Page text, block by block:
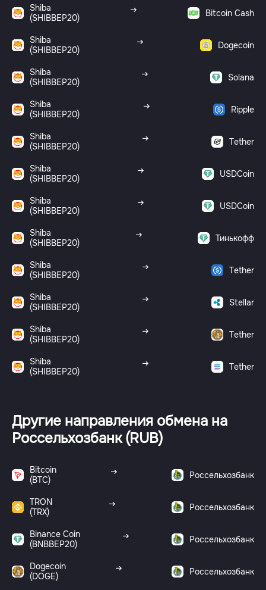
Shiba
(SHIBBEP20)
Bitcoin Cash
Shiba
(SHIBBEP20)
Dogecoin
Shiba
(SHIBBEP20)
Solana
Shiba
(SHIBBEP20)
Ripple
Shiba
(SHIBBEP20)
Tether
Shiba
(SHIBBEP20)
USDCoin
Shiba
(SHIBBEP20)
USDCoin
Shiba
(SHIBBEP20)
Тинькофф
Shiba
(SHIBBEP20)
Tether
Shiba
(SHIBBEP20)
Stellar
Shiba
(SHIBBEP20)
Tether
Shiba
(SHIBBEP20)
Tether
Другие направления обмена на
Россельхозбанк (RUB)
Bitcoin
(BTC)
Россельхозбанк
TRON
(TRX)
Россельхозбанк
Binance Coin
(BNBBEP20)
Россельхозбанк
Dogecoin
(DOGE)
Россельхозбанк